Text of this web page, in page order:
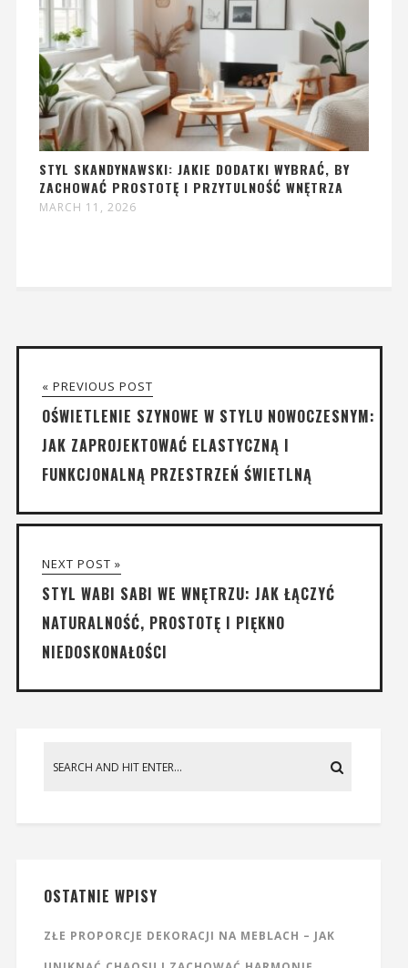
STYL SKANDYNAWSKI: JAKIE DODATKI WYBRAĆ, BY
ZACHOWAĆ PROSTOTĘ I PRZYTULNOŚĆ WNĘTRZA
MARCH 11, 2026
« PREVIOUS POST
OŚWIETLENIE SZYNOWE W STYLU NOWOCZESNYM:
JAK ZAPROJEKTOWAĆ ELASTYCZNĄ I
FUNKCJONALNĄ PRZESTRZEŃ ŚWIETLNĄ
NEXT POST »
STYL WABI SABI WE WNĘTRZU: JAK ŁĄCZYĆ
NATURALNOŚĆ, PROSTOTĘ I PIĘKNO
NIEDOSKONAŁOŚCI
OSTATNIE WPISY
ZŁE PROPORCJE DEKORACJI NA MEBLACH – JAK